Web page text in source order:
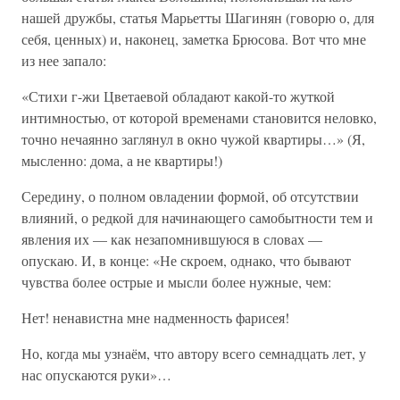
нашей дружбы, статья Марьетты Шагинян (говорю о, для
себя, ценных) и, наконец, заметка Брюсова. Вот что мне
из нее запало:
«Стихи г-жи Цветаевой обладают какой-то жуткой
интимностью, от которой временами становится неловко,
точно нечаянно заглянул в окно чужой квартиры…» (Я,
мысленно: дома, а не квартиры!)
Середину, о полном овладении формой, об отсутствии
влияний, о редкой для начинающего самобытности тем и
явления их — как незапомнившуюся в словах —
опускаю. И, в конце: «Не скроем, однако, что бывают
чувства более острые и мысли более нужные, чем:
Нет! ненавистна мне надменность фарисея!
Но, когда мы узнаём, что автору всего семнадцать лет, у
нас опускаются руки»…